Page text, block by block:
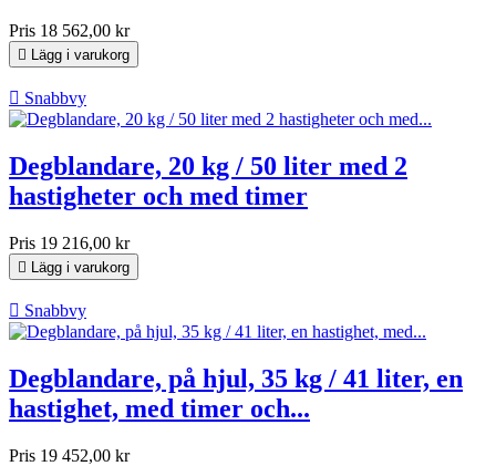
Pris 18 562,00 kr
 Lägg i varukorg
 Snabbvy
Degblandare, 20 kg / 50 liter med 2
hastigheter och med timer
Pris 19 216,00 kr
 Lägg i varukorg
 Snabbvy
Degblandare, på hjul, 35 kg / 41 liter, en
hastighet, med timer och...
Pris 19 452,00 kr